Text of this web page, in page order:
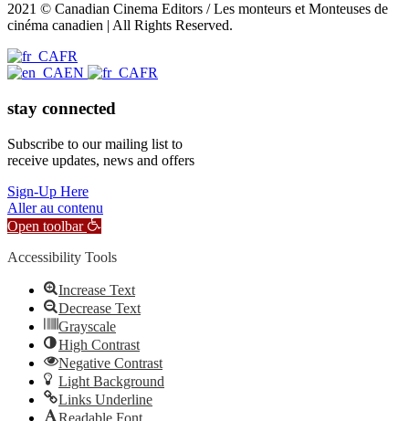
2021 © Canadian Cinema Editors / Les monteurs et Monteuses de
cinéma canadien | All Rights Reserved.
FR
EN
FR
stay connected
Subscribe to our mailing list to
receive updates, news and offers
Sign-Up Here
Aller au contenu
Open toolbar
Accessibility Tools
Increase Text
Decrease Text
Grayscale
High Contrast
Negative Contrast
Light Background
Links Underline
Readable Font